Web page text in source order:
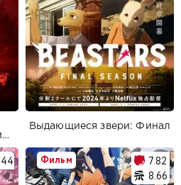
Выдающиеся звери: Финал
Фильм
7.82
8.66